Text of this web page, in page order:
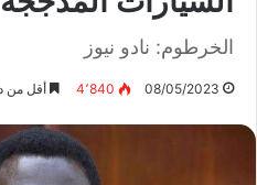
الخرطوم: نادو نيوز
08/05/2023 4٬840 أقل من